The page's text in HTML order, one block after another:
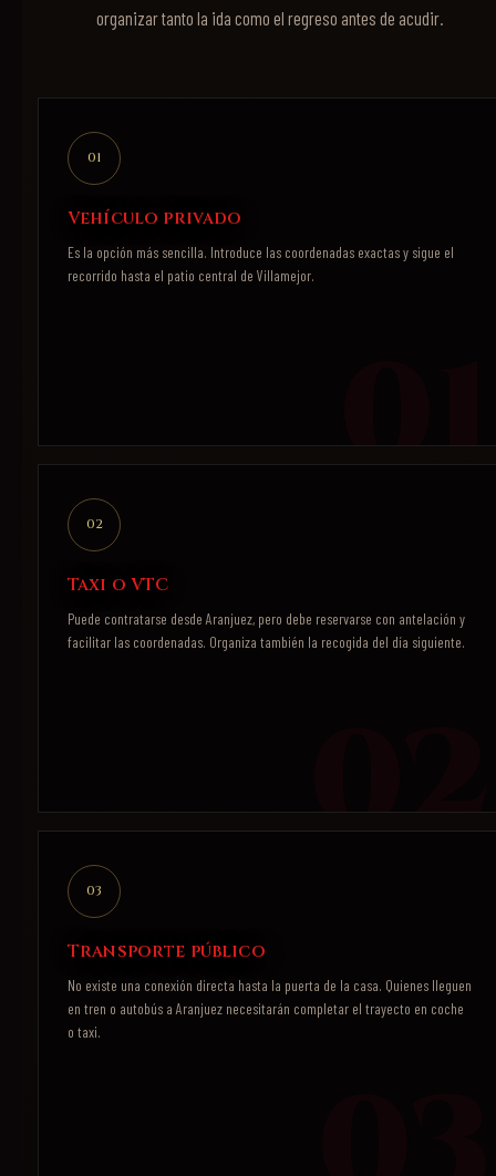
organizar tanto la ida como el regreso antes de acudir.
01
Vehículo privado
Es la opción más sencilla. Introduce las coordenadas exactas y sigue el
recorrido hasta el patio central de Villamejor.
02
Taxi o VTC
Puede contratarse desde Aranjuez, pero debe reservarse con antelación y
facilitar las coordenadas. Organiza también la recogida del día siguiente.
03
Transporte público
No existe una conexión directa hasta la puerta de la casa. Quienes lleguen
en tren o autobús a Aranjuez necesitarán completar el trayecto en coche
o taxi.